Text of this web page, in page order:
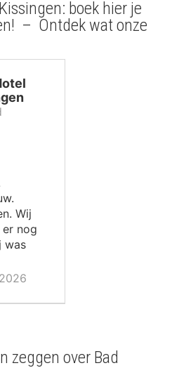
boek hier je
– Ontdek wat onze
Wij
nog
was
zeggen over Bad